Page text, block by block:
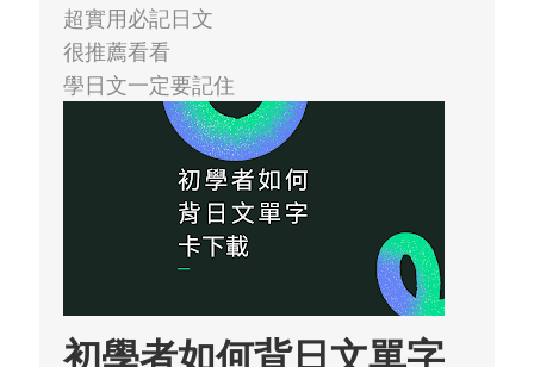
超實用必記日文
很推薦看看
學日文一定要記住
初學者如何背日文單字